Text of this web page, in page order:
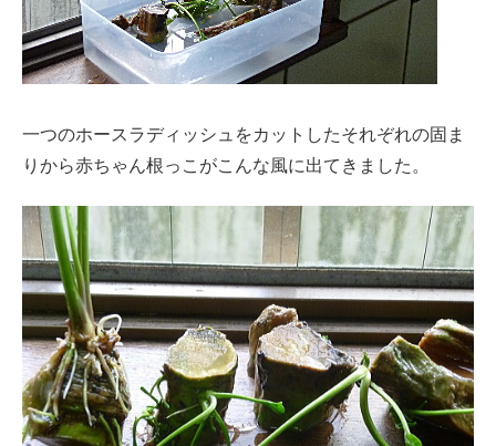
一つのホースラディッシュをカットしたそれぞれの固ま
りから赤ちゃん根っこがこんな風に出てきました。